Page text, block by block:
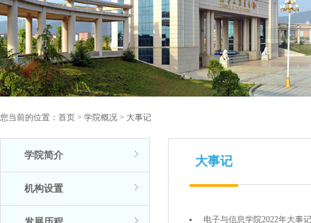
您当前的位置： 首页 > 学院概况 > 大事记
学院简介
机构设置
大事记
电子与信息学院2022年大事记